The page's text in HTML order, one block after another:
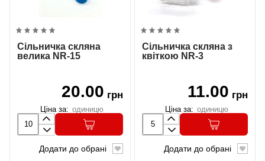
Сільничка скляна
велика NR-15
20.00 грн
Ціна за: одиницю
Додати до обрані
Сільничка скляна з
квіткою NR-3
11.00 грн
Ціна за: одиницю
Додати до обрані